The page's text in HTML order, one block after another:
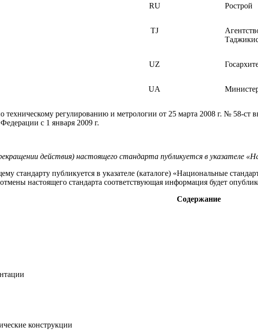
RU Рострой
TJ
UZ
UA
техническому регулированию и метрологии от 25 марта 2008 г. № 58-ст
с 1 января 2009 г.
действия) настоящего стандарта публикуется в указателе
стандарту публикуется в указателе (каталоге) «Национальные
настоящего стандарта соответствующая информация будет
Содержание
конструкции